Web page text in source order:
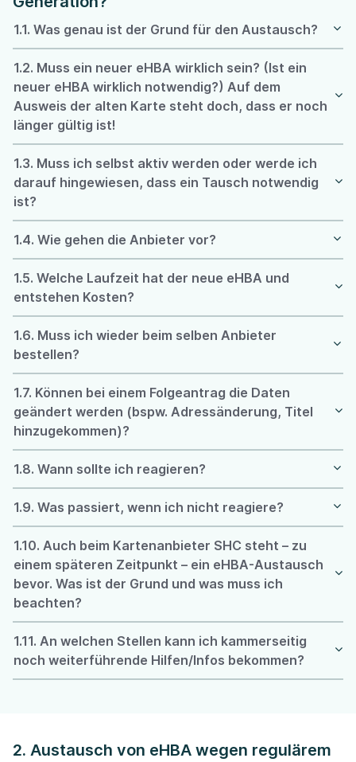
1.1. Was genau ist der Grund für den Austausch?
1.2. Muss ein neuer eHBA wirklich sein? (Ist ein
neuer eHBA wirklich notwendig?) Auf dem
Ausweis der alten Karte steht doch, dass er noch
länger gültig ist!
1.3. Muss ich selbst aktiv werden oder werde ich
darauf hingewiesen, dass ein Tausch notwendig
ist?
1.4. Wie gehen die Anbieter vor?
1.5. Welche Laufzeit hat der neue eHBA und
entstehen Kosten?
1.6. Muss ich wieder beim selben Anbieter
bestellen?
1.7. Können bei einem Folgeantrag die Daten
geändert werden (bspw. Adressänderung, Titel
hinzugekommen)?
1.8. Wann sollte ich reagieren?
1.9. Was passiert, wenn ich nicht reagiere?
1.10. Auch beim Kartenanbieter SHC steht – zu
einem späteren Zeitpunkt – ein eHBA-Austausch
bevor. Was ist der Grund und was muss ich
beachten?
1.11. An welchen Stellen kann ich kammerseitig
noch weiterführende Hilfen/Infos bekommen?
2. Austausch von eHBA wegen regulärem